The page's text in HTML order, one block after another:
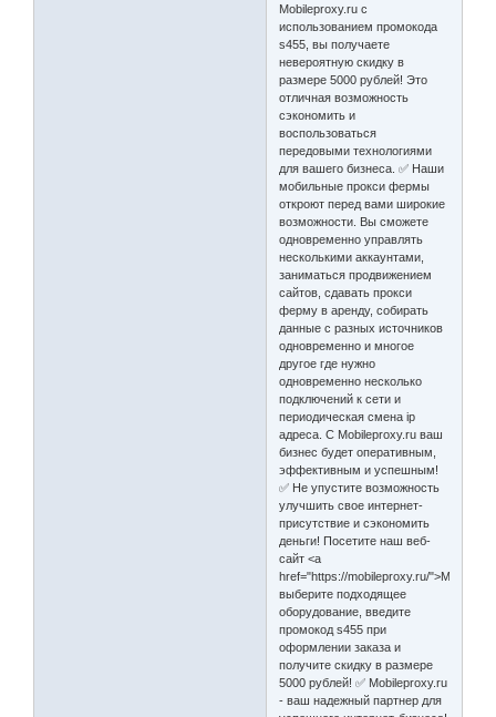
Mobileproxy.ru с
использованием промокода
s455, вы получаете
невероятную скидку в
размере 5000 рублей! Это
отличная возможность
сэкономить и
воспользоваться
передовыми технологиями
для вашего бизнеса. ✅ Наши
мобильные прокси фермы
откроют перед вами широкие
возможности. Вы сможете
одновременно управлять
несколькими аккаунтами,
заниматься продвижением
сайтов, сдавать прокси
ферму в аренду, собирать
данные с разных источников
одновременно и многое
другое где нужно
одновременно несколько
подключений к сети и
периодическая смена ip
адреса. С Mobileproxy.ru ваш
бизнес будет оперативным,
эффективным и успешным!
✅ Не упустите возможность
улучшить свое интернет-
присутствие и сэкономить
деньги! Посетите наш веб-
сайт <a
href="https://mobileproxy.ru/
выберите подходящее
оборудование, введите
промокод s455 при
оформлении заказа и
получите скидку в размере
5000 рублей! ✅ Mobileproxy.ru
- ваш надежный партнер для